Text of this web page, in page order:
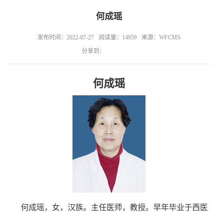
何成瑶
发布时间：2022-07-27 阅读量：14959
来源：WFCMS
分享到：
何成瑶
何成瑶，女，汉族。主任医师，教授。早年毕业于西医